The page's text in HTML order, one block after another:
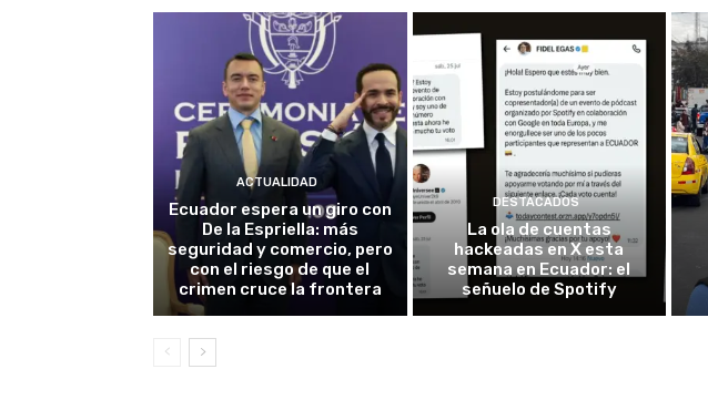
ACTUALIDAD
Ecuador espera un giro con
De la Espriella: más
seguridad y comercio, pero
con el riesgo de que el
crimen cruce la frontera
DESTACADOS
La ola de cuentas
hackeadas en X esta
semana en Ecuador: el
señuelo de Spotify